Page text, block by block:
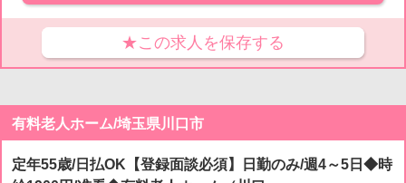
★この求人を保存する
有料老人ホーム/埼玉県川口市
定年55歳/日払OK【登録面談必須】日勤のみ/週4～5日◆時